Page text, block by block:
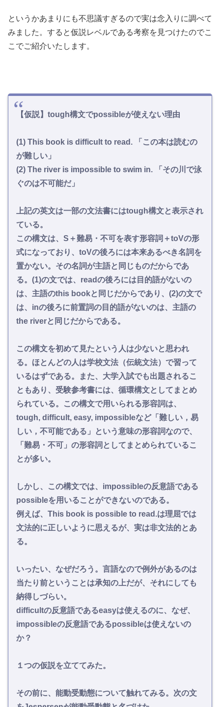
というかあまりにも不思議すぎるので実は念入りに調べて
みました。すると仮説レベルである考察を見つけたのでこ
こでご紹介いたします。
【仮説】tough構文でpossibleが使えない理由
(1) This book is difficult to read. 「この本は読むの
が難しい」
(2) The river is impossible to swim in. 「その川で泳
ぐのは不可能だ」
上記の英文は一部の文法書にはtough構文と表示され
ている。
この構文は、S＋難易・不可を表す形容詞＋toVの形
式になっており、toVの後ろには本来あるべき名詞を
置かない。その名詞が主語と同じものだからであ
る。(1)の文では、readの後ろには目的語がないの
は、主語のthis bookと同じだからであり、(2)の文で
は、inの後ろに前置詞の目的語がないのは、主語の
the riverと同じだからである。
この構文を初めて見たという人は少ないと思われ
る。ほとんどの人は学校文法（伝統文法）で習って
いるはずである。また、大学入試でも出題されるこ
ともあり、受験参考書には、循環構文としてまとめ
られている。この構文で用いられる形容詞は、
tough, difficult, easy, impossibleなど「難しい，易
しい，不可能である」という意味の形容詞なので、
「難易・不可」の形容詞としてまとめられているこ
とが多い。
しかし、この構文では、impossibleの反意語である
possibleを用いることができないのである。
例えば、This book is possible to read.は理屈では
文法的に正しいように思えるが、実は非文法的とあ
る。
いったい、なぜだろう。言語なので例外があるのは
当たり前ということは承知の上だが、それにしても
納得しづらい。
difficultの反意語であるeasyは使えるのに、なぜ、
impossibleの反意語であるpossibleは使えないの
か？
１つの仮説を立ててみた。
その前に、能動受動態について触れてみる。次の文